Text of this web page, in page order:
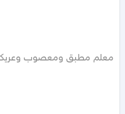
معلم مطبق ومعصوب